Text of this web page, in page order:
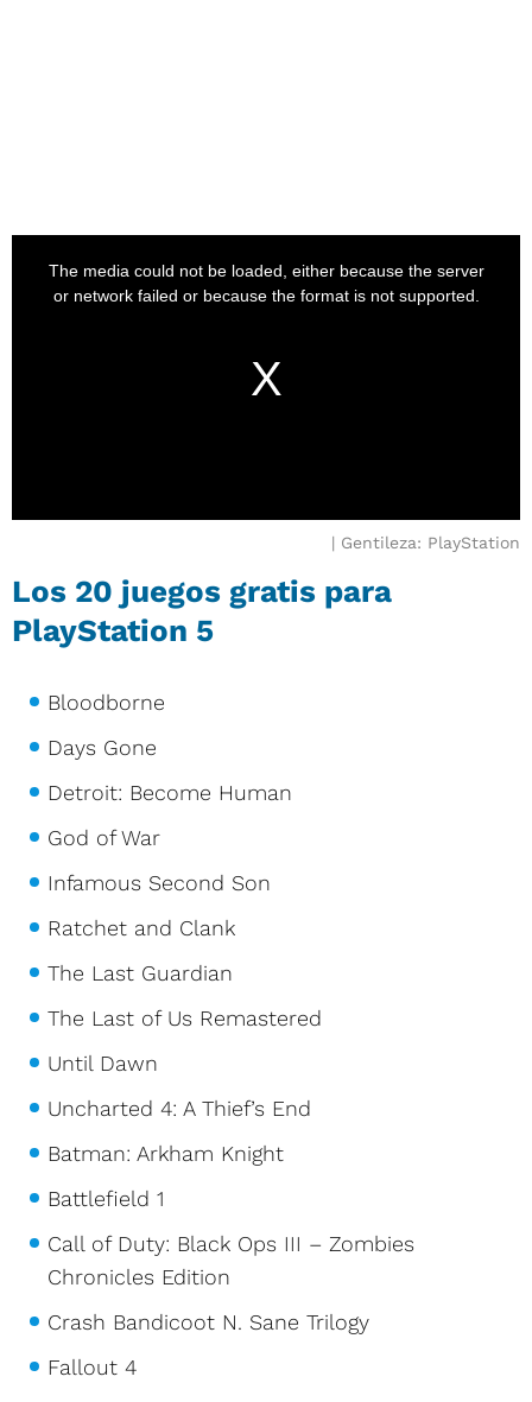
Gentileza: PlayStation
Los 20 juegos gratis para
PlayStation 5
Bloodborne
Days Gone
Detroit: Become Human
God of War
Infamous Second Son
Ratchet and Clank
The Last Guardian
The Last of Us Remastered
Until Dawn
Uncharted 4: A Thief’s End
Batman: Arkham Knight
Battlefield 1
Call of Duty: Black Ops III – Zombies
Chronicles Edition
Crash Bandicoot N. Sane Trilogy
Fallout 4